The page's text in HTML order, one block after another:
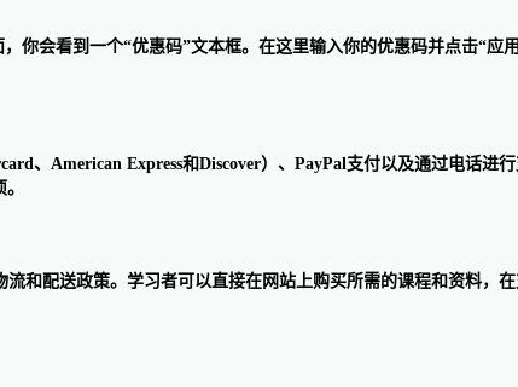
你会看到一个“优惠码”文本框。在这里输入你的优惠码并点击“
、American Express和Discover）、PayPal支付以及通过电话进
和配送政策。学习者可以直接在网站上购买所需的课程和资料，